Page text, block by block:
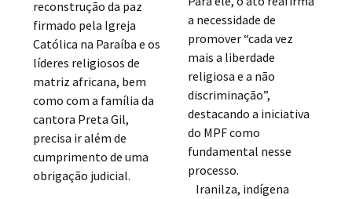
reconstrução da paz
firmado pela Igreja
Católica na Paraíba e os
líderes religiosos de
matriz africana, bem
como com a família da
cantora Preta Gil,
precisa ir além de
cumprimento de uma
obrigação judicial.
a necessidade de
promover “cada vez
mais a liberdade
religiosa e a não
discriminação”,
destacando a iniciativa
do MPF como
fundamental nesse
processo.
Iranilza, indígena